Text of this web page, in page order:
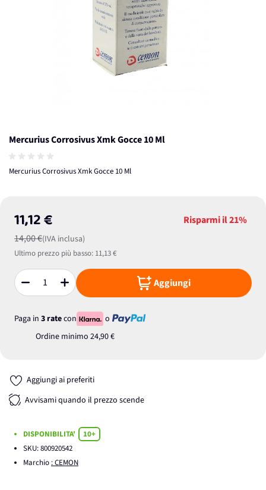
Mercurius Corrosivus Xmk Gocce 10 Ml
Mercurius Corrosivus Xmk Gocce 10 Ml
11,12 €
14,00 €(IVA inclusa)
Risparmi il21%
Ultimo prezzo più basso: 11,13 €
Quantità Aggiungi
Paga in 3 ratecon
o
Ordine minimo 24,90 €
Aggiungi ai preferiti
Avvisami quando il prezzo scende
DISPONIBILITA'
10+
SKU:800920542
Marchio : CEMON